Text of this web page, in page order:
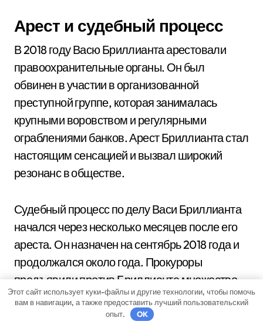
Арест и судебный процесс
В 2018 году Васю Бриллианта арестовали
правоохранительные органы. Он был
обвинен в участии в организованной
преступной группе, которая занималась
крупными воровством и регулярными
ограблениями банков. Арест Бриллианта стал
настоящим сенсацией и вызвал широкий
резонанс в обществе.
Судебный процесс по делу Васи Бриллианта
начался через несколько месяцев после его
ареста. Он назначен на сентябрь 2018 года и
продолжался около года. Прокуроры
предъявили против Бриллианта множество
серьезных обвинений, включая воровство,
разбой, организацию преступной группы и
Этот сайт использует куки-файлы и другие технологии, чтобы помочь
вам в навигации, а также предоставить лучший пользовательский
опыт.
OK